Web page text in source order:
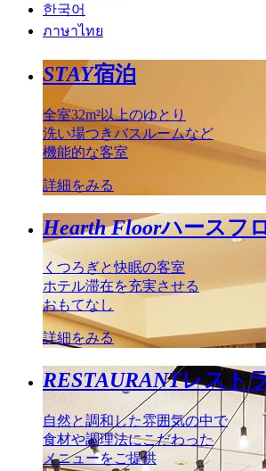
한국어
ภาษาไทย
STAY宿泊
全室32m²以上のゆとり
洗い場つきバスルームなど
機能的な客室
詳細をみる
Hearth Floorハースフ
くつろぎと快眠の客室
ホテル滞在を充実させる
おもてなし
詳細をみる
RESTAURANTレスト
自然と調和した雰囲気の中で
食材や調理法にこだわった
メニューをご提供